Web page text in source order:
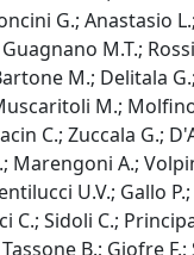
G.; Anastasio
M.T.;
M.; Delitala
M.;
C.; Zuccala G.;
Marengoni A.;
U.V.; Gallo
C.; Sidoli C.;
B.; Giofre